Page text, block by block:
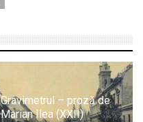
Gravimetrul – proză de
Marian Ilea (XXII)